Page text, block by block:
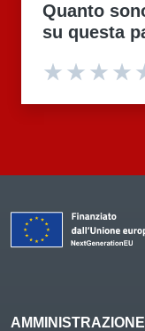
Quanto
su questa
Valuta 2
Valuta 1 stelle
AMMINISTRAZIONE